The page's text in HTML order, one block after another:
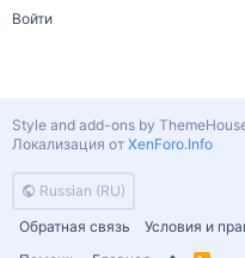
Войти
Russian (RU)
Обратная связь
Условия и
Style and add-ons by
Локализация от XenForo.Info